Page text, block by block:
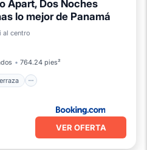
Apart, Dos Noches
lo mejor de Panamá
al centro
764.24 pies²
Balcón/Terraza
VER OFERTA